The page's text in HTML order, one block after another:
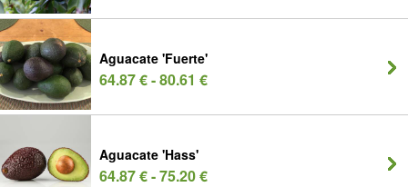
Aguacate 'Fuerte'
64.87 € - 80.61 €
Aguacate 'Hass'
64.87 € - 75.20 €